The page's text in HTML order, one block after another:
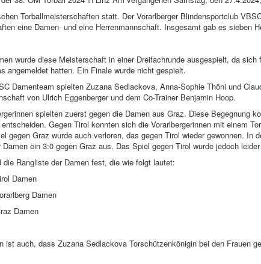
Torballmeisterschaften statt. Der Vorarlberger Blindensportclub
eine Damen- und eine Herrenmannschaft. Insgesamt gab es sieben
wurde diese Meisterschaft in einer Dreifachrunde ausgespielt, da
angemeldet hatten. Ein Finale wurde nicht gespielt.
Damenteam spielten Zuzana Sedlackova, Anna-Sophie Thöni und
von Ulrich Eggenberger und dem Co-Trainer Benjamin Hoop.
spielten zuerst gegen die Damen aus Graz. Diese Begegnung
Gegen Tirol konnten sich die Vorarlbergerinnen mit einem
gegen Graz wurde auch verloren, das gegen Tirol wieder gewonnen. In
Damen ein 3:0 gegen Graz aus. Das Spiel gegen Tirol wurde jedoch
die Rangliste der Damen fest, die wie folgt lautet:
Damen
Damen
Damen
ist auch, dass Zuzana Sedlackova Torschützenkönigin bei den Frauen